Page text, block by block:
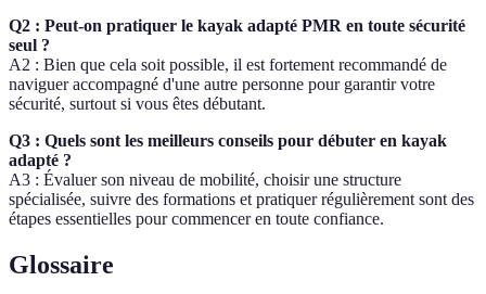
Q2 : Peut-on pratiquer le kayak adapté PMR en toute sécurité
seul ?
A2 : Bien que cela soit possible, il est fortement recommandé de
naviguer accompagné d'une autre personne pour garantir votre
sécurité, surtout si vous êtes débutant.
Q3 : Quels sont les meilleurs conseils pour débuter en kayak
adapté ?
A3 : Évaluer son niveau de mobilité, choisir une structure
spécialisée, suivre des formations et pratiquer régulièrement sont des
étapes essentielles pour commencer en toute confiance.
Glossaire